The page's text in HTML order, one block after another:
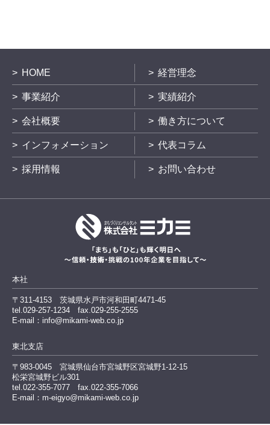
HOME 経営理念
事業紹介 実績紹介
会社概要 働き方について
インフォメーション 代表コラム
採用情報 お問い合わせ
本社
〒311-4153 茨城県水戸市河和田町4471-45
tel.029-257-1234 fax.029-255-2555
E-mail：info@mikami-web.co.jp
東北支店
〒983-0045 宮城県仙台市宮城野区宮城野1-12-15
松栄宮城野ビル301
tel.022-355-7077 fax.022-355-7066
E-mail：m-eigyo@mikami-web.co.jp